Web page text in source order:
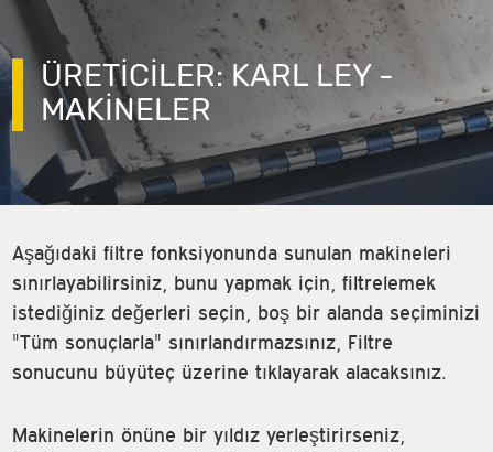
ÜRETİCİLER: KARL LEY -
MAKINELER
Aşağıdaki filtre fonksiyonunda sunulan makineleri
sınırlayabilirsiniz, bunu yapmak için, filtrelemek
istediğiniz değerleri seçin, boş bir alanda seçiminizi
"Tüm sonuçlarla" sınırlandırmazsınız, Filtre
sonucunu büyüteç üzerine tıklayarak alacaksınız.
Makinelerin önüne bir yıldız yerleştirirseniz,